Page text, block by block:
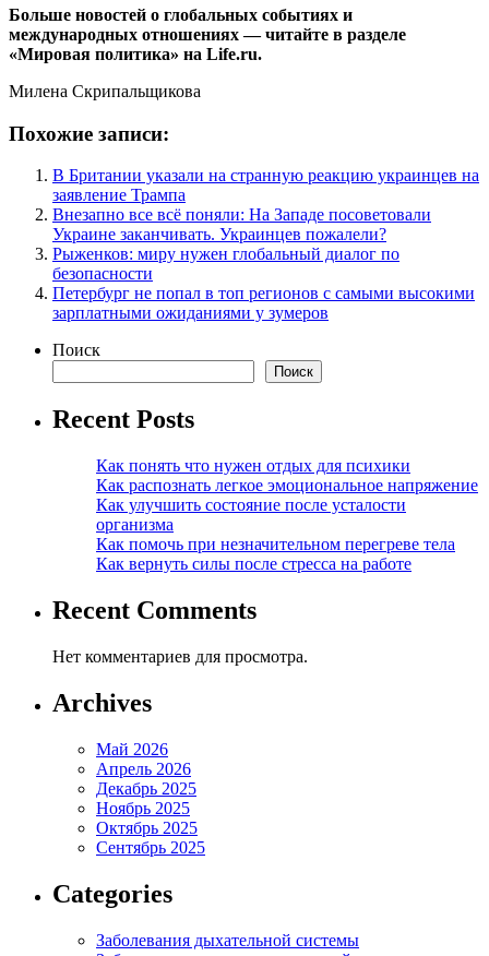
Больше новостей о глобальных событиях и
международных отношениях — читайте в разделе
«Мировая политика» на Life.ru.
Милена Скрипальщикова
Похожие записи:
В Британии указали на странную реакцию украинцев на
заявление Трампа
Внезапно все всё поняли: На Западе посоветовали
Украине заканчивать. Украинцев пожалели?
Рыженков: миру нужен глобальный диалог по
безопасности
Петербург не попал в топ регионов с самыми высокими
зарплатными ожиданиями у зумеров
Поиск
Поиск
Recent Posts
Как понять что нужен отдых для психики
Как распознать легкое эмоциональное напряжение
Как улучшить состояние после усталости
организма
Как помочь при незначительном перегреве тела
Как вернуть силы после стресса на работе
Recent Comments
Нет комментариев для просмотра.
Archives
Май 2026
Апрель 2026
Декабрь 2025
Ноябрь 2025
Октябрь 2025
Сентябрь 2025
Categories
Заболевания дыхательной системы